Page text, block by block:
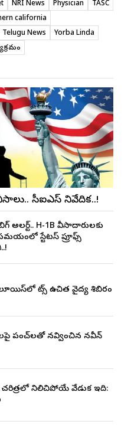
NRI News Physician
TASC
california
Telugu News
Yorba Linda
సీఐఎస్ నివేదిక..!
బిగ్ అలర్ట్.. H-1B వీసాదారులకు
స్టేటస్ ప్రూఫ్స్
నాట్స్ ఉచిత వైద్య శిబిరం
పంచ్‌లతో నవ్వించిన నవీన్
నిలిచిపోయే వేడుక ఇది: